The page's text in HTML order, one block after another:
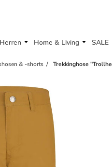
Herren Home & Living SALE
& -shorts Trekkinghose